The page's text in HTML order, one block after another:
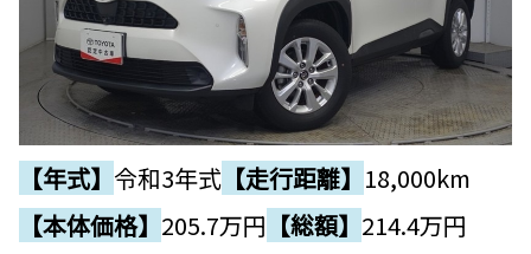
【年式】 令和3年式 【走行距離】 18,000km
【本体価格】 205.7万円 【総額】 214.4万円